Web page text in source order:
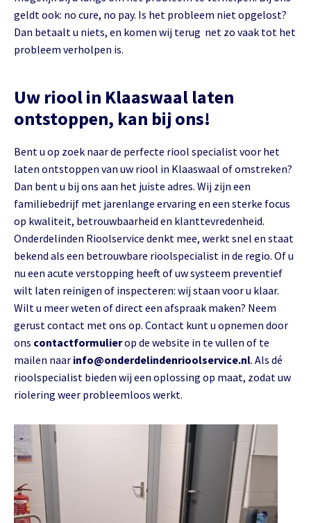
geldt ook: no cure, no pay. Is het probleem niet opgelost?
Dan betaalt u niets, en komen wij terug net zo vaak tot het
probleem verholpen is.
Uw riool in Klaaswaal laten
ontstoppen, kan bij ons!
Bent u op zoek naar de perfecte riool specialist voor het
laten ontstoppen van uw riool in Klaaswaal of omstreken?
Dan bent u bij ons aan het juiste adres. Wij zijn een
familiebedrijf met jarenlange ervaring en een sterke focus
op kwaliteit, betrouwbaarheid en klanttevredenheid.
Onderdelinden Rioolservice denkt mee, werkt snel en staat
bekend als een betrouwbare rioolspecialist in de regio. Of u
nu een acute verstopping heeft of uw systeem preventief
wilt laten reinigen of inspecteren: wij staan voor u klaar.
Wilt u meer weten of direct een afspraak maken? Neem
gerust contact met ons op. Contact kunt u opnemen door
ons contactformulierop de website in te vullen of te
mailen naar info@onderdelindenrioolservice.nl. Als dé
rioolspecialist bieden wij een oplossing op maat, zodat uw
riolering weer probleemloos werkt.